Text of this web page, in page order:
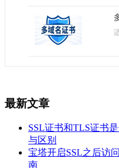
最新文章
SSL证书和TLS证书
与区别
宝塔开启SSL之后访
南